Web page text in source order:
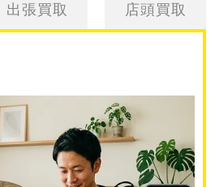
出張買取 店頭買取